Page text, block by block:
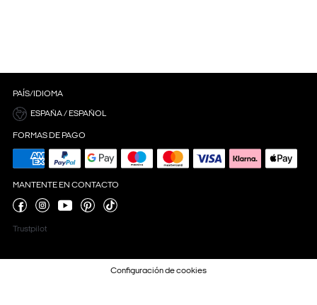
PAÍS/IDIOMA
ESPAÑA / ESPAÑOL
FORMAS DE PAGO
MANTENTE EN CONTACTO
Trustpilot
Configuración de cookies